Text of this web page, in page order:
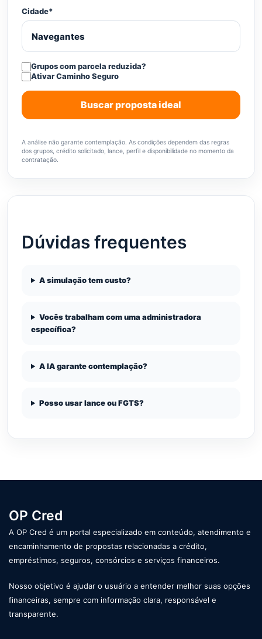
Cidade*
Grupos com parcela reduzida?
Ativar Caminho Seguro
Buscar proposta ideal
A análise não garante contemplação. As condições dependem das regras
dos grupos, crédito solicitado, lance, perfil e disponibilidade no momento da
contratação.
Dúvidas frequentes
A simulação tem custo?
Vocês trabalham com uma administradora
específica?
A IA garante contemplação?
Posso usar lance ou FGTS?
OP Cred
A OP Cred é um portal especializado em conteúdo, atendimento e
encaminhamento de propostas relacionadas a crédito,
empréstimos, seguros, consórcios e serviços financeiros.
Nosso objetivo é ajudar o usuário a entender melhor suas opções
financeiras, sempre com informação clara, responsável e
transparente.